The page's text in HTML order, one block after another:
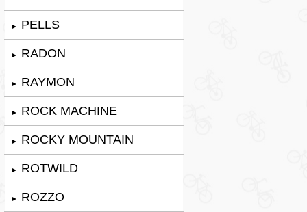
► PELLS
► RADON
► RAYMON
► ROCK MACHINE
► ROCKY MOUNTAIN
► ROTWILD
► ROZZO